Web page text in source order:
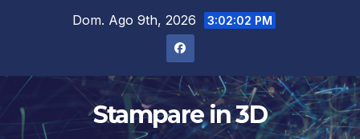
Dom. Ago 9th, 2026 3:02:03 PM
Stampare in 3D